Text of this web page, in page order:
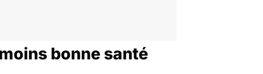
bonne santé